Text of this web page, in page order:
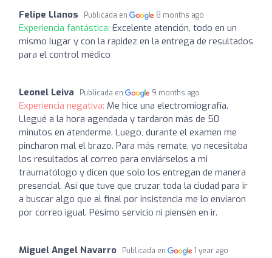
Felipe Llanos Publicada en 8 months ago
Experiencia fantástica: Excelente atención, todo en un
mismo lugar y con la rapidez en la entrega de resultados
para el control médico
Leonel Leiva Publicada en 9 months ago
Experiencia negativa: Me hice una electromiografía.
Llegué a la hora agendada y tardaron más de 50
minutos en atenderme. Luego, durante el examen me
pincharon mal el brazo. Para más remate, yo necesitaba
los resultados al correo para enviárselos a mi
traumatólogo y dicen que solo los entregan de manera
presencial. Así que tuve que cruzar toda la ciudad para ir
a buscar algo que al final por insistencia me lo enviaron
por correo igual. Pésimo servicio ni piensen en ir.
Miguel Angel Navarro Publicada en 1 year ago